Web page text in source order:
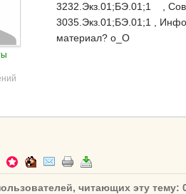
3232.Экз.01;БЭ.01;1 ,
3035.Экз.01;БЭ.01;1 ,
материал? о_О
читающих эту тему: